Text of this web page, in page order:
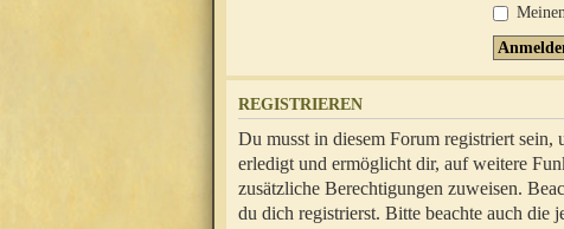
REGISTRIEREN
Du musst in diesem Forum registriert
erledigt und ermöglicht dir, auf weitere
zusätzliche Berechtigungen zuweisen.
du dich registrierst. Bitte beachte auch die